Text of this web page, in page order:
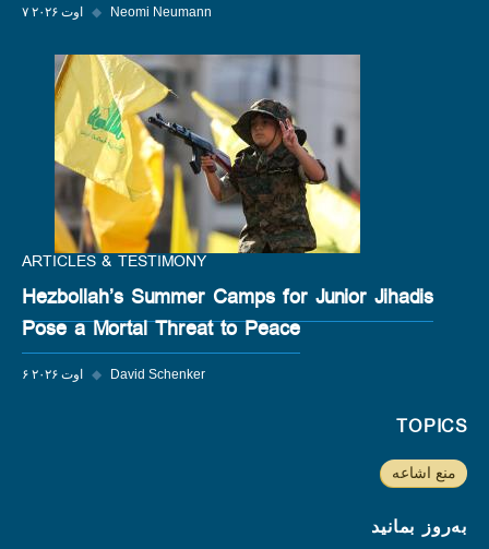
۷ اوت ۲۰۲۶ ◆ Neomi Neumann
ARTICLES & TESTIMONY
Hezbollah’s Summer Camps for Junior Jihadis
Pose a Mortal Threat to Peace
۶ اوت ۲۰۲۶ ◆ David Schenker
TOPICS
منع اشاعه
به‌روز بمانید